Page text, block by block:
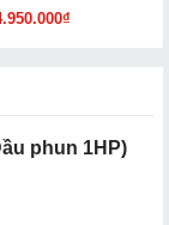
phun 1HP)